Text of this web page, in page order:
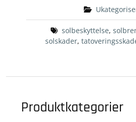
solbeskyttelse,
solskader,
Produktkategorier